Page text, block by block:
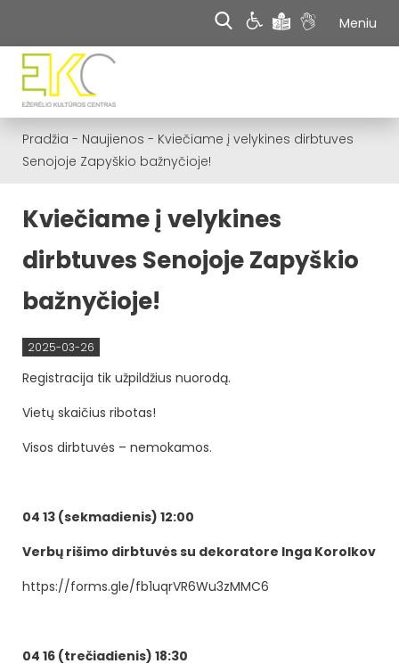
Meniu
Pradžia - Naujienos - Kviečiame į velykines dirbtuves
Senojoje Zapyškio bažnyčioje!
Kviečiame į velykines
dirbtuves Senojoje Zapyškio
bažnyčioje!
2025-03-26
Registracija tik užpildžius nuorodą.
Vietų skaičius ribotas!
Visos dirbtuvės – nemokamos.
04 13 (sekmadienis) 12:00
Verbų rišimo dirbtuvės su dekoratore Inga Korolkov
https://forms.gle/fb1uqrVR6Wu3zMMC6
04 16 (trečiadienis) 18:30